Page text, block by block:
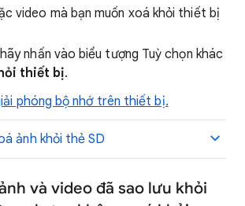
video mà bạn muốn xoá khỏi thiết bị
nhấn vào biểu tượng Tuỳ chọn khác
thiết bị.
phóng bộ nhớ trên thiết bị.
ảnh khỏi thẻ SD
và video đã sao lưu khỏi